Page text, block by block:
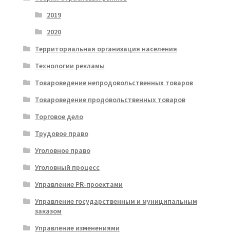
2019
2020
Территориальная организация населения
Технологии рекламы
Товароведение непродовольственных товаров
Товароведение продовольственных товаров
Торговое дело
Трудовое право
Уголовное право
Уголовный процесс
Управление PR-проектами
Управление государственным и муниципальным
заказом
Управление изменениями